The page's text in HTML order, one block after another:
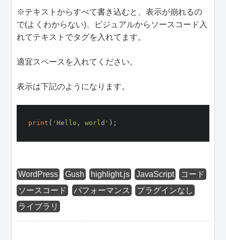
※テキストからすべて書き込むと、表示が崩れるの
で(よくわからない)、ビジュアルからソースコード入
れてテキストでタグを入れてます。
適宜スペースを入れてください。
表示は下記のようになります。
print ( 'Hello, world' );
WordPress Gush highlight.js JavaScript
コード
ソースコード
パフォーマンス
プラグインなし
ライブラリ